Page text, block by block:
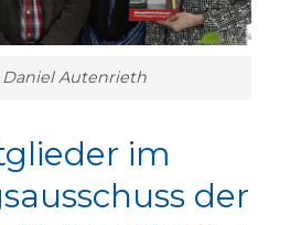
Daniel Autenrieth
im
der